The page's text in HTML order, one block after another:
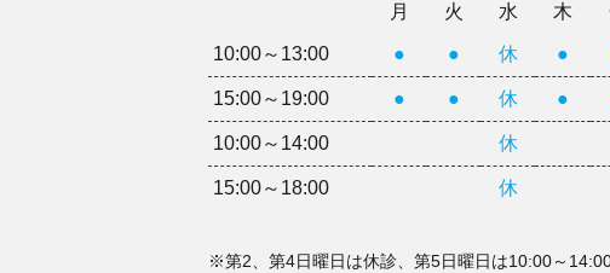
月 火 水 木
10:00～13:00 ● ● 休 ●
15:00～19:00 ● ● 休 ●
10:00～14:00 休
15:00～18:00 休
※第2、第4日曜日は休診、第5日曜日は10:00～14:00